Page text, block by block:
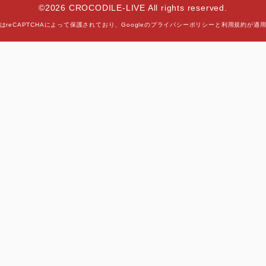
©2026 CROCODILE-LIVE All rights reserved.
reCAPTCHAによって保護されており、Googleのプライバシーポリシー と 利用規約が適